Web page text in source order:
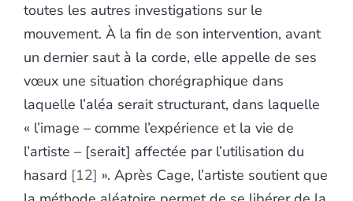
toutes les autres investigations sur le
mouvement. À la fin de son intervention, avant
un dernier saut à la corde, elle appelle de ses
vœux une situation chorégraphique dans
laquelle l’aléa serait structurant, dans laquelle
« l’image – comme l’expérience et la vie de
l’artiste – [serait] affectée par l’utilisation du
hasard 12 ». Après Cage, l’artiste soutient que